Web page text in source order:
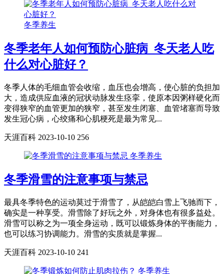
冬季养生
冬季老年人如何预防心脏病_冬天老人吃
什么对心脏好？
冬季人体的毛细血管会收缩，血压也会增高，使心脏的负担加
大，造成供应血液的冠状动脉发生痉挛，使原本因粥样硬化而
变得狭窄的血管更加的狭窄，甚至发生闭塞、血管堵塞而导致
发生冠心病，心绞痛和心肌梗死是最为常见...
天涯百科 2023-10-10 256
冬季养生
冬季滑雪的注意事项与禁忌
最具冬季特色的运动莫过于滑雪了，从皑皑白雪上飞驰而下，
确实是一种享受。滑雪除了好玩之外，对身体也有很多益处。
滑雪可以称之为一项全身运动，既可以锻炼身体的平衡能力，
也可以练习协调能力。滑雪的实质就是掌握...
天涯百科 2023-10-10 241
冬季养生